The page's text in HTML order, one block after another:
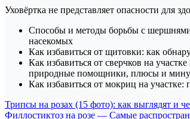
Уховёртка не представляет опасности для
Способы и методы борьбы с
насекомых
Как избавиться от щитовки: как
Как избавиться от сверчков на
природные помощники, плюсы и
Как избавиться от мокриц на
Навигация
Трипсы на розах (15 фото): как выглядят и
Филлостиктоз на розе — Самые